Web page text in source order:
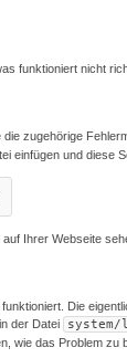
funktioniert nicht
die zugehörige
einfügen und diese
Ihrer Webseite
Die
der Datei
wie das Problem zu